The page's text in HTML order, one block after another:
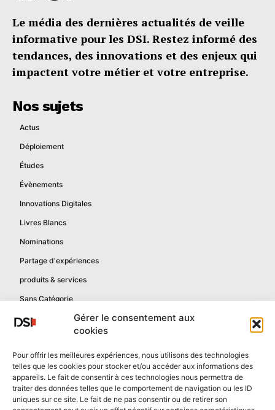
Gérer le consentement aux
cookies
Pour offrir les meilleures expériences, nous utilisons des technologies
telles que les cookies pour stocker et/ou accéder aux informations des
appareils. Le fait de consentir à ces technologies nous permettra de
traiter des données telles que le comportement de navigation ou les ID
uniques sur ce site. Le fait de ne pas consentir ou de retirer son
Le média des dernières actualités de veille
informative pour les DSI. Restez informé des
tendances, des innovations et des enjeux qui
impactent votre métier et votre entreprise.
Nos sujets
Actus
Déploiement
Études
Évènements
Innovations Digitales
Livres Blancs
Nominations
Partage d'expériences
produits & services
Sans Catégorie
Mentions légales
Politique de confidentialité